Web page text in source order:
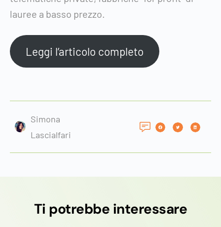
lauree a basso prezzo.
Leggi l’articolo completo
Simona
Lascialfari
Ti potrebbe interessare